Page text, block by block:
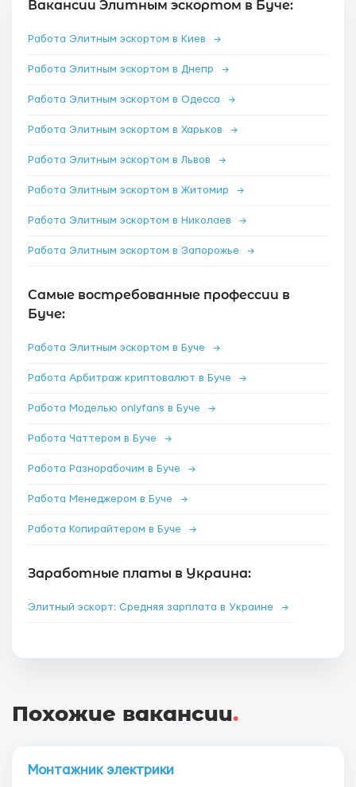
Вакансии Элитным эскортом в Буче:
Работа Элитным эскортом в Киев →
Работа Элитным эскортом в Днепр →
Работа Элитным эскортом в Одесса →
Работа Элитным эскортом в Харьков →
Работа Элитным эскортом в Львов →
Работа Элитным эскортом в Житомир →
Работа Элитным эскортом в Николаев →
Работа Элитным эскортом в Запорожье →
Самые востребованные профессии в
Буче:
Работа Элитным эскортом в Буче →
Работа Арбитраж криптовалют в Буче →
Работа Моделью onlyfans в Буче →
Работа Чаттером в Буче →
Работа Разнорабочим в Буче →
Работа Менеджером в Буче →
Работа Копирайтером в Буче →
Заработные платы в Украина:
Элитный эскорт: Средняя зарплата в Украине →
Похожие вакансии.
Монтажник электрики